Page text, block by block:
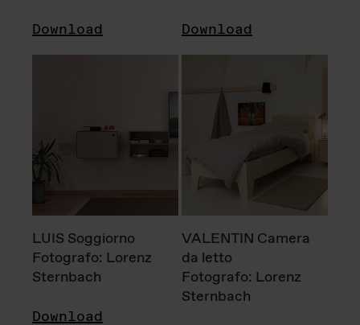
Download Download
LUIS Soggiorno
Fotografo: Lorenz
Sternbach
Download
VALENTIN Camera
da letto
Fotografo: Lorenz
Sternbach